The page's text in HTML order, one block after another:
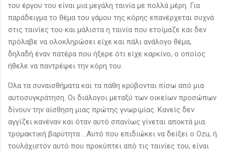
του έργου του είναι μια μεγάλη ταινία με πολλά μέρη. Για
παράδειγμα το θέμα του γάμου της κόρης επανέρχεται συχνά
στις ταινίες του και μάλιστα η ταινία που ετοίμαζε και δεν
πρόλαβε να ολοκληρώσει είχε και πάλι ανάλογο θέμα,
δηλαδή έναν πατέρα που ήξερε ότι είχε καρκίνο, ο οποίος
ήθελε να παντρέψει την κόρη του.
Όλα τα συναισθήματα και τα πάθη κρύβονται πίσω από μια
αυτοσυγκράτηση. Οι διάλογοι μεταξύ των οικείων προσώπων
δίνουν την αίσθηση μιας πρώτης γνωριμίας. Κανείς δεν
αγγίζει κανέναν και όταν αυτό σπανίως γίνεται αποκτά μια
τρομακτική βαρύτητα ...Αυτό που επιδιώκει να δείξει ο Ozu, ή
τουλάχιστον αυτό που προκύπτει από τις ταινίες του, είναι